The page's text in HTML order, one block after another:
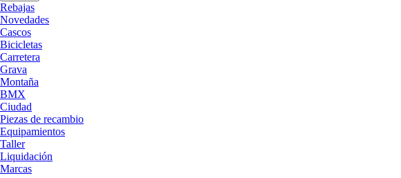
Rebajas
Novedades
Cascos
Bicicletas
Carretera
Grava
Montaña
BMX
Ciudad
Piezas de recambio
Equipamientos
Taller
Liquidación
Marcas